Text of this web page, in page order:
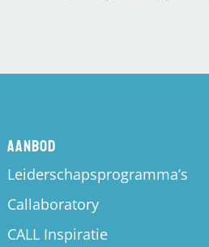
Aanbod
Leiderschapsprogramma’s
Callaboratory
CALL Inspiratie